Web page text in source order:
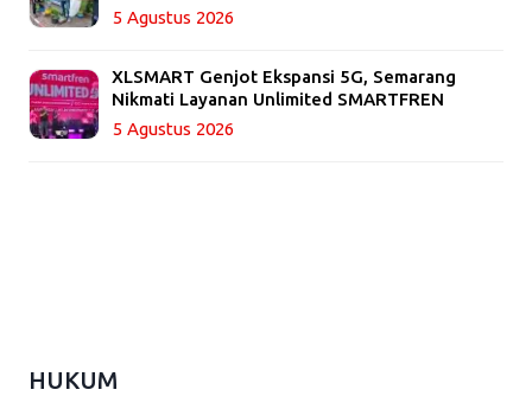
5 Agustus 2026
XLSMART Genjot Ekspansi 5G, Semarang
Nikmati Layanan Unlimited SMARTFREN
5 Agustus 2026
HUKUM